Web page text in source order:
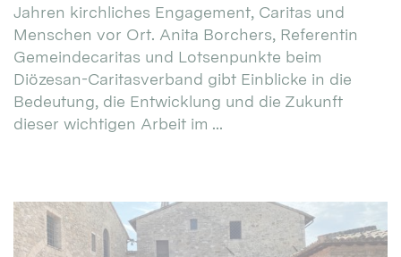
Jahren kirchliches Engagement, Caritas und
Menschen vor Ort. Anita Borchers, Referentin
Gemeindecaritas und Lotsenpunkte beim
Diözesan-Caritasverband gibt Einblicke in die
Bedeutung, die Entwicklung und die Zukunft
dieser wichtigen Arbeit im ...